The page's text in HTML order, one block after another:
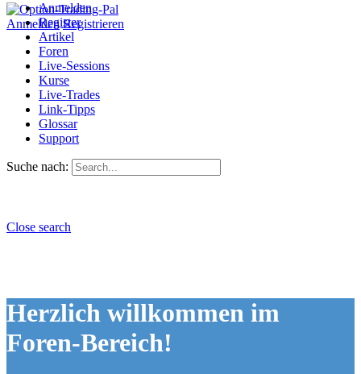
Anmelden Registrieren
Anmelden
Register
Artikel
Foren
Live-Sessions
Kurse
Live-Trades
Link-Tipps
Glossar
Support
Suche nach:
Close search
Herzlich willkommen im
Foren-Bereich!